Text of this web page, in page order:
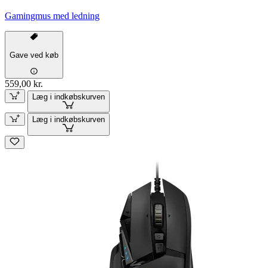
Gamingmus med ledning
Gave ved køb
559,00 kr.
Læg i indkøbskurven
Læg i indkøbskurven